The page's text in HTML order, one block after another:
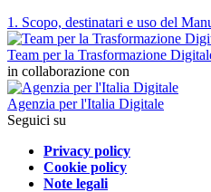
1. Scopo, destinatari e uso del
Team per la Trasformazione
in collaborazione con
Agenzia per l'Italia Digitale
Seguici su
Privacy policy
Cookie policy
Note legali